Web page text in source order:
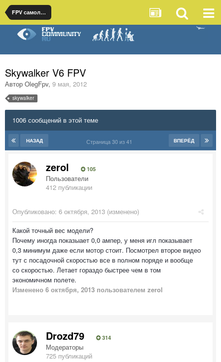
FPV самолеты
Skywalker V6 FPV
Автор OlegFpv, 9 мая, 2012
skywalker
1006 сообщений в этой теме
НАЗАД ВПЕРЁД
Страница 30 из 41
zerol 105
Пользователи
412 публикации
Опубликовано: 6 октября, 2013 (изменено)
Какой точный вес модели?
Почему иногда показыает 0,0 ампер, у меня игл показывает
0,3 минимум даже если мотор стоит. Посмотрел второе видео
тут с посадочной скоростью все в полном поряде и вообще
со скоростью. Летает гораздо быстрее чем в том
экономичном полете.
Изменено 6 октября, 2013 пользователем zerol
Drozd79 314
Модераторы
725 публикаций